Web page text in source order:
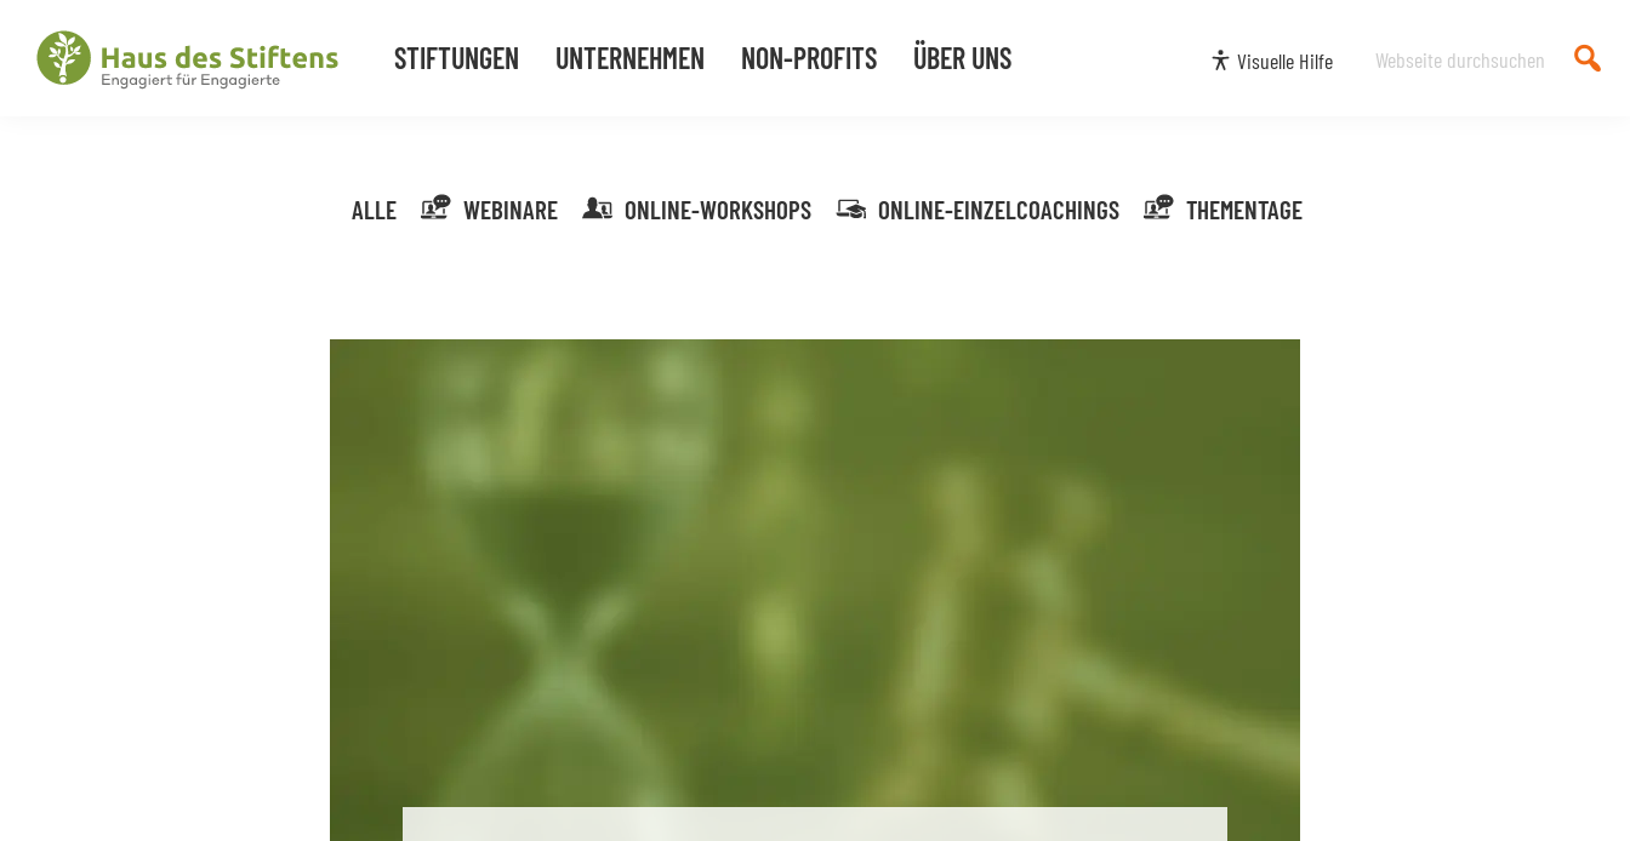
Hauptnavigation
springen
Inhalt
springen
Fußzeile
springen
STIFTUNGEN UNTERNEHMEN NON-PROFITS ÜBER UNS Visuelle Hilfe
ALLE WEBINARE ONLINE-WORKSHOPS ONLINE-EINZELCOACHINGS THEMENTAGE